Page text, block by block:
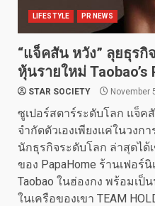
LIFESTYLE PR NEWS
“แจ็คสัน หวัง” ลุยธุร
หุ้นรายใหม่ Taobao’s
STAR SOCIETY November
ซูเปอร์สตาร์ระดับโลก แจ็ค
จำกัดตัวเองเพียงแค่ในวง
นักธุรกิจระดับโลก ล่าสุดได้
ของ PapaHome ร้านเฟอร์
Taobao ในฮ่องกง พร้อมเ
ในเครือของเขา TEAM